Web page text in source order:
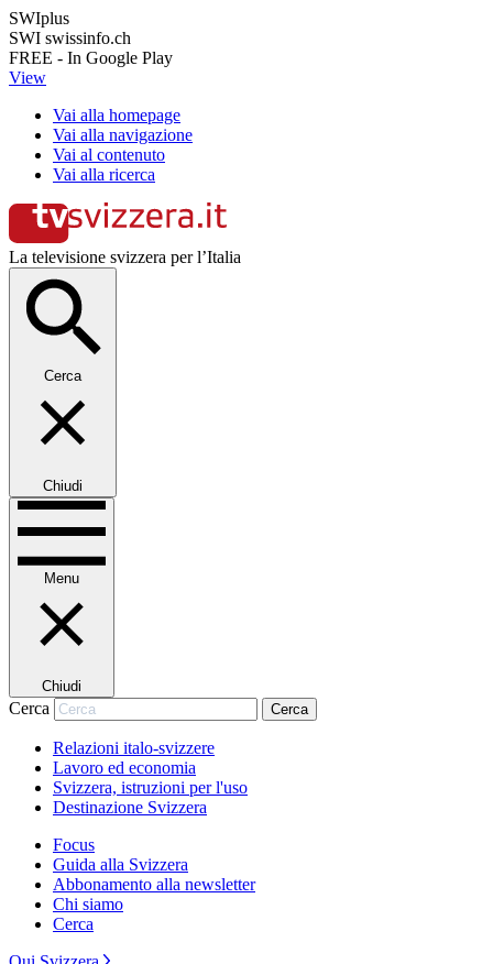
SWIplus
SWI swissinfo.ch
FREE - In Google Play
View
Vai alla homepage
Vai alla navigazione
Vai al contenuto
Vai alla ricerca
La televisione svizzera per l’Italia
Cerca
Chiudi
Menu
Chiudi
Cerca Cerca
Relazioni italo-svizzere
Lavoro ed economia
Svizzera, istruzioni per l'uso
Destinazione Svizzera
Focus
Guida alla Svizzera
Abbonamento alla newsletter
Chi siamo
Cerca